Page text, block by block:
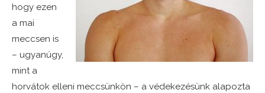
hogy ezen
a mai
meccsen is
– ugyanúgy,
mint a
horvátok elleni meccsünkön – a védekezésünk alapozta